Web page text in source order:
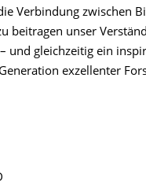
Verbindung zwischen
beitragen unser
und gleichzeitig ein
exzellenter